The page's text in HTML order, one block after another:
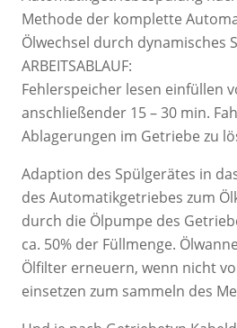
Methode der komplette
Ölwechsel durch dynamisches
ARBEITSABLAUF:
Fehlerspeicher lesen einfüllen
anschließender 15 – 30 min.
Ablagerungen im Getriebe zu
Adaption des Spülgerätes in
des Automatikgetriebes zum
durch die Ölpumpe des
ca. 50% der Füllmenge.
Ölfilter erneuern, wenn nicht
einsetzen zum sammeln des